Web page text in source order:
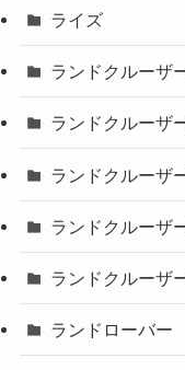
ライズ
ランドクルーザ
ランドクルーザ
ランドクルーザ
ランドクルーザ
ランドクルーザ
ランドローバー